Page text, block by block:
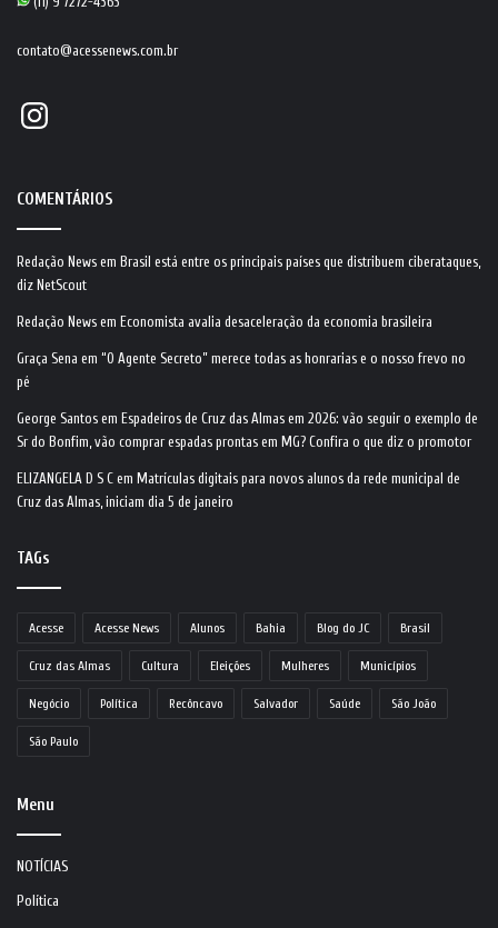
contato@acessenews.com.br
Instagram
COMENTÁRIOS
Redação News em Brasil está entre os principais países que distribuem ciberataques,
diz NetScout
Redação News em Economista avalia desaceleração da economia brasileira
Graça Sena em “O Agente Secreto” merece todas as honrarias e o nosso frevo no
pé
George Santos em Espadeiros de Cruz das Almas em 2026: vão seguir o exemplo de
Sr do Bonfim, vão comprar espadas prontas em MG? Confira o que diz o promotor
ELIZANGELA D S C em Matrículas digitais para novos alunos da rede municipal de
Cruz das Almas, iniciam dia 5 de janeiro
TAGs
Acesse Acesse News Alunos Bahia Blog do JC Brasil
Cruz das Almas Cultura Eleições Mulheres Municípios
Negócio Política Recôncavo Salvador Saúde São João
São Paulo
Menu
NOTÍCIAS
Política